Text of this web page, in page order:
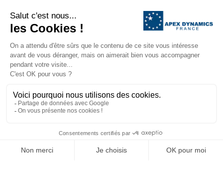
Actualités récentes
21/12/2016
A propos d’Apex Dynamics France
02/04/2015
© APEX DYNAMICS 2026 - Tous droits réservés
Translate »